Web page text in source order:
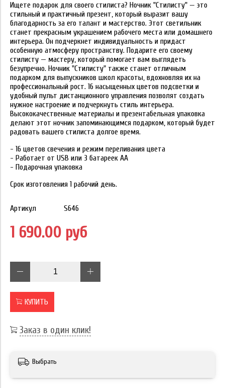
Ищете подарок для своего стилиста? Ночник "Стилисту" — это
стильный и практичный презент, который выразит вашу
благодарность за его талант и мастерство. Этот светильник
станет прекрасным украшением рабочего места или домашнего
интерьера. Он подчеркнет индивидуальность и придаст
особенную атмосферу пространству. Подарите его своему
стилисту — мастеру, который помогает вам выглядеть
безупречно. Ночник "Стилисту" также станет отличным
подарком для выпускников школ красоты, вдохновляя их на
профессиональный рост. 16 насыщенных цветов подсветки и
удобный пульт дистанционного управления позволят создать
нужное настроение и подчеркнуть стиль интерьера.
Высококачественные материалы и презентабельная упаковка
делают этот ночник запоминающимся подарком, который будет
радовать вашего стилиста долгое время.
- 16 цветов свечения и режим переливания цвета
- Работает от USB или 3 батареек АА
- Подарочная упаковка
Срок изготовления 1 рабочий день.
Артикул S646
1 690.00 руб
КУПИТЬ
Заказ в один клик!
Выбрать